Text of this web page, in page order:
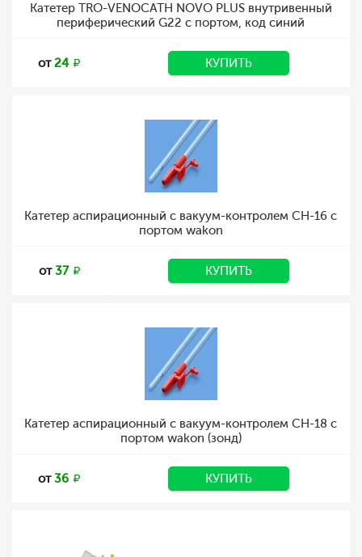
Катетер TRO-VENOCATH NOVO PLUS внутривенный
периферический G22 с портом, код синий
от24 КУПИТЬ
Катетер аспирационный с вакуум-контролем CH-16 с
портом wakon
от37 КУПИТЬ
Катетер аспирационный с вакуум-контролем CH-18 с
портом wakon (зонд)
от36 КУПИТЬ